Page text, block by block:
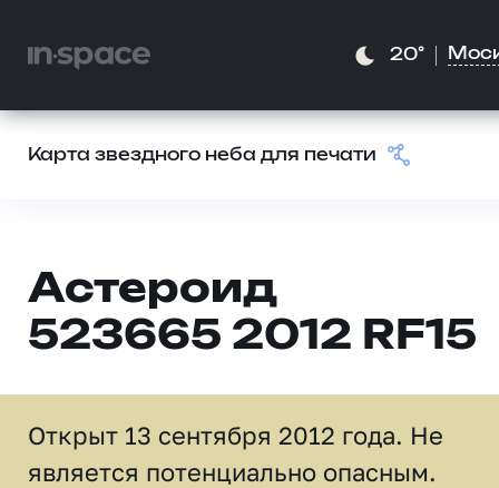
20°
Карта звездного неба для печати
Астероид
523665 2012 RF15
Открыт 13 сентября 2012 года. Не
является потенциально опасным.